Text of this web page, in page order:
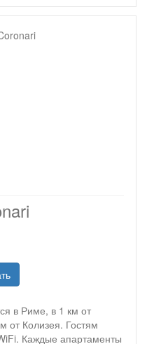
в Риме, в 1 км от
от Колизея. Гостям
Каждые апартаменты